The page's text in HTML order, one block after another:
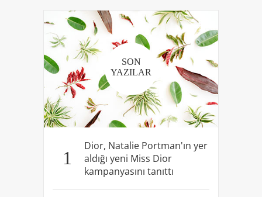
SON
YAZILAR
1
Dior, Natalie Portman'ın yer
aldığı yeni Miss Dior
kampanyasını tanıttı